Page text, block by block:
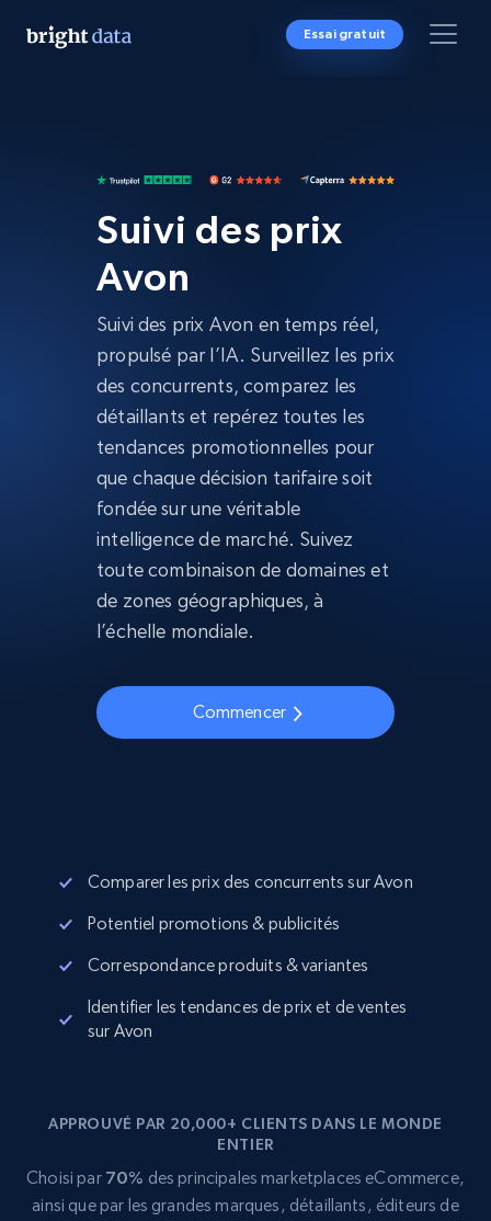
Essai gratuit
Suivi des prix
Avon
Suivi des prix Avon en temps réel,
propulsé par l’IA. Surveillez les prix
des concurrents, comparez les
détaillants et repérez toutes les
tendances promotionnelles pour
que chaque décision tarifaire soit
fondée sur une véritable
intelligence de marché. Suivez
toute combinaison de domaines et
de zones géographiques, à
l’échelle mondiale.
Commencer
Comparer les prix des concurrents sur Avon
Potentiel promotions & publicités
Correspondance produits & variantes
Identifier les tendances de prix et de ventes
sur Avon
APPROUVÉ PAR 20,000+ CLIENTS DANS LE MONDE
ENTIER
Choisi par 70% des principales marketplaces eCommerce,
ainsi que par les grandes marques, détaillants, éditeurs de